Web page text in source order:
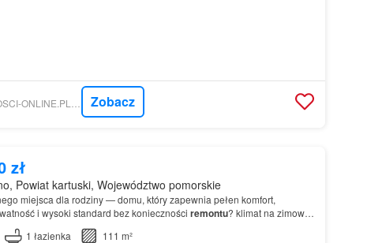
NIERUCHOMOSCI-ONLINE.PL - TYSZKIEWICZ NIERUCHOMOŚCI Zobacz
zł
Powiat kartuski, Województwo pomorskie
miejsca dla rodziny — domu, który zapewnia pełen komfort,
i wysoki standard bez konieczności remontu? klimat na zimowe
słoneczny ogród — idealny dla dzieci i do wypoczyn…
1 łazienka
111 m²